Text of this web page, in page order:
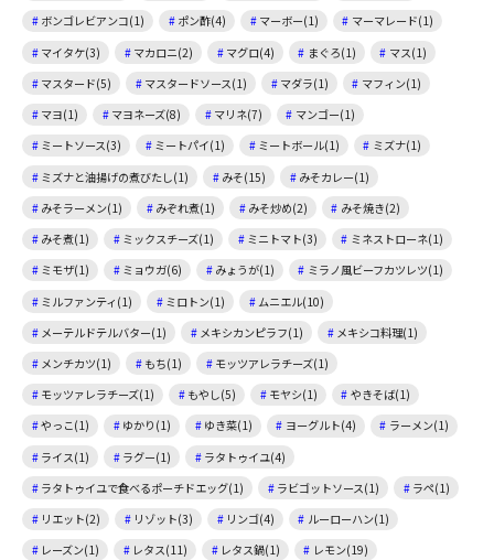
ボンゴレビアンコ(1)
ポン酢(4) マーボー(1)
マーマレード(1)
マイタケ(3)
マカロニ(2) マグロ(4) まぐろ(1)
マス(1)
マスタード(5)
マスタードソース(1) マダラ(1)
マフィン(1)
マヨ(1)
マヨネーズ(8) マリネ(7)
マンゴー(1)
ミートソース(3)
ミートパイ(1) ミートボール(1)
ミズナ(1)
ミズナと油揚げの煮びたし(1)
みそ(15)
みそカレー(1)
みそラーメン(1)
みぞれ煮(1) みそ炒め(2)
みそ焼き(2)
みそ煮(1)
ミックスチーズ(1) ミニトマト(3)
ミネストローネ(1)
ミモザ(1)
ミョウガ(6) みょうが(1)
ミラノ風ビーフカツレツ(1)
ミルファンティ(1)
ミロトン(1)
ムニエル(10)
メーテルドテルバター(1)
メキシカンピラフ(1)
メキシコ料理(1)
メンチカツ(1)
もち(1)
モッツアレラチーズ(1)
モッツァレラチーズ(1)
もやし(5) モヤシ(1)
やきそば(1)
やっこ(1)
ゆかり(1) ゆき菜(1) ヨーグルト(4)
ラーメン(1)
ライス(1)
ラグー(1)
ラタトゥイユ(4)
ラタトゥイユで食べるポーチドエッグ(1)
ラビゴットソース(1)
ラペ(1)
リエット(2)
リゾット(3) リンゴ(4)
ルーローハン(1)
レーズン(1)
レタス(11) レタス鍋(1)
レモン(19)